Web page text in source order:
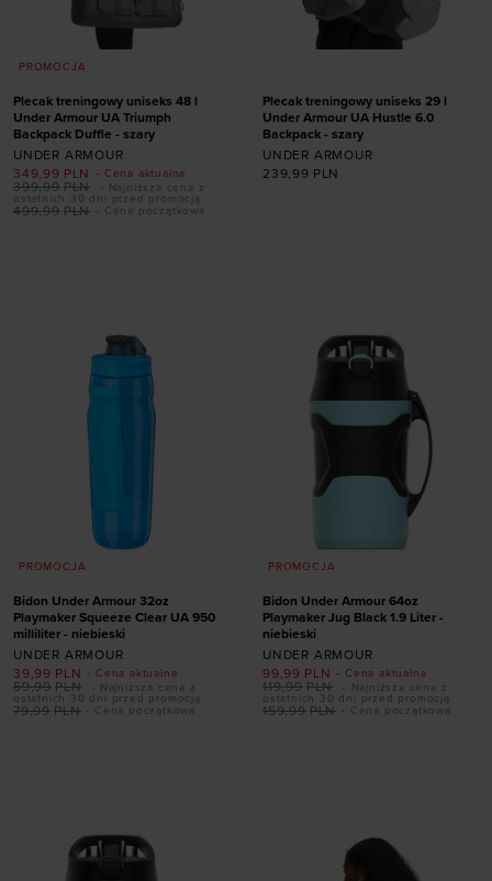
PROMOCJA
Plecak treningowy uniseks 48 l
Under Armour UA Triumph
Backpack Duffle - szary
UNDER ARMOUR
- Cena aktualna
349,99 PLN
- Cena początkowa
499,99 PLN
399,99 PLN
- Najniższa cena z
ostatnich 30 dni przed promocją
Plecak treningowy uniseks 29 l
Under Armour UA Hustle 6.0
Backpack - szary
UNDER ARMOUR
239,99 PLN
PROMOCJA
Bidon Under Armour 32oz
Playmaker Squeeze Clear UA 950
milliliter - niebieski
UNDER ARMOUR
- Cena aktualna
39,99 PLN
- Cena początkowa
79,99 PLN
59,99 PLN
- Najniższa cena z
ostatnich 30 dni przed promocją
PROMOCJA
Bidon Under Armour 64oz
Playmaker Jug Black 1.9 Liter -
niebieski
UNDER ARMOUR
- Cena aktualna
99,99 PLN
- Cena początkowa
159,99 PLN
119,99 PLN
- Najniższa cena z
ostatnich 30 dni przed promocją